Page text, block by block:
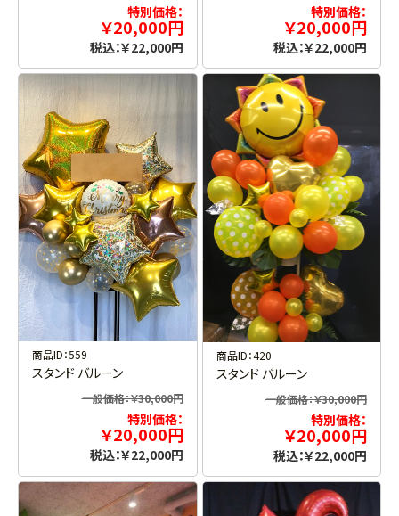
特別価格：
￥20,000円
税込：￥22,000円
特別価格：
￥20,000円
税込：￥22,000円
商品ID：559
スタンド バルーン
一般価格：￥30,000円
特別価格：
￥20,000円
税込：￥22,000円
商品ID：420
スタンド バルーン
一般価格：￥30,000円
特別価格：
￥20,000円
税込：￥22,000円